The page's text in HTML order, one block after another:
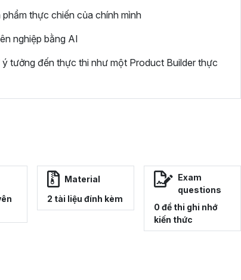
thực chiến của chính mình
nghiệp bằng AI
tưởng đến thực thi như một Product Builder thực
Material
2 tài liệu đính kèm
Exam
questions
0 đề thi ghi nhớ
kiến thức